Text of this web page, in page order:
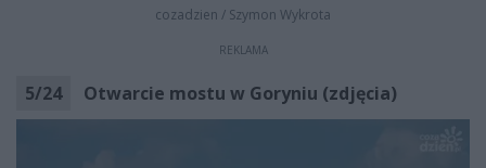
cozadzien / Szymon Wykrota
REKLAMA
5/24 Otwarcie mostu w Goryniu (zdjęcia)